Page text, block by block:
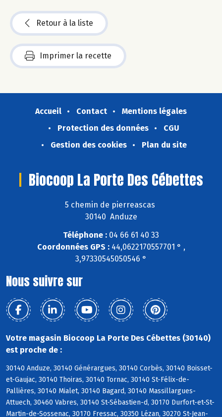
Retour à la liste
Imprimer la recette
Accueil Contact
Mentions légales
Protection des données
CGU
Gestion des cookies
Plan du site
Biocoop La Porte Des Cébettes
5 chemin de pierreascas
30140 Anduze
Téléphone : 04 66 61 40 33
Coordonnées GPS :44,0622170557701 ° ,
3,97330545050546 °
Nous suivre sur
Votre magasin Biocoop La Porte Des Cébettes (30140)
est proche de :
30140 Anduze, 30140 Générargues, 30140 Corbès, 30140 Boisset-
et-Gaujac, 30140 Thoiras, 30140 Tornac, 30140 St-Félix-de-
Pallières, 30140 Mialet, 30140 Bagard, 30140 Massillargues-
Attuech, 30460 Vabres, 30140 St-Sébastien-d, 30170 Durfort-et-St-
Martin-de-Sossenac, 30170 Fressac, 30350 Lézan, 30270 St-Jean-